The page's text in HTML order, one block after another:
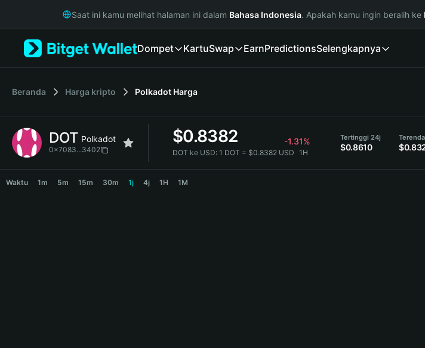
Русский
Italiano
简体中文
繁體中文
Bahasa Indonesia
Saat ini kamu melihat halaman ini dalam Bahasa Indonesia. Apakah kamu ingin beralih ke
Dompet KartuSwap EarnPredictionsSelengkapnya
Beranda Harga kripto Polkadot Harga
DOT Polkadot
0x7083...3402
$0.8382 -1.31%
DOT ke USD: 1 DOT = $0.8382 USD 1H
Tertinggi 24j
$0.8610
Waktu 1m 5m 15m 30m 1j 4j 1H 1M